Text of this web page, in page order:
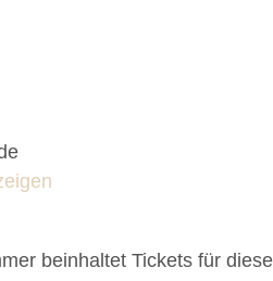
beinhaltet Tickets für diese